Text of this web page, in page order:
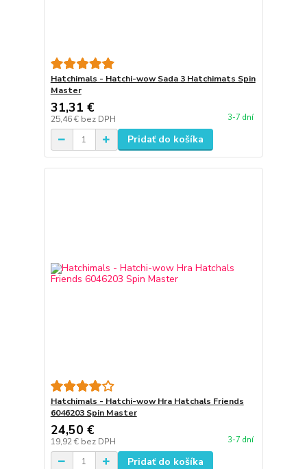
Hatchimals - Hatchi-wow Sada 3 Hatchimats Spin
Master
31,31 €
25,46 € bez DPH 3-7 dní
Pridať do košíka
Hatchimals - Hatchi-wow Hra Hatchals Friends
6046203 Spin Master
24,50 €
19,92 € bez DPH 3-7 dní
Pridať do košíka